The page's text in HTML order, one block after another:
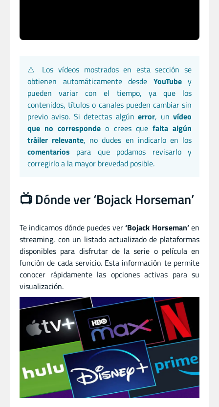
⚠️ Los vídeos mostrados en esta sección se
obtienen automáticamente desde YouTubey
pueden variar con el tiempo, ya que los
contenidos, títulos o canales pueden cambiar sin
previo aviso. Si detectas algúnerror, unvídeo
que no corresponde o crees que falta algún
tráiler relevante, no dudes en indicarlo en los
comentarios para que podamos revisarlo y
corregirlo a la mayor brevedad posible.
📺 Dónde ver ‘Bojack Horseman’
Te indicamos dónde puedes ver‘Bojack Horseman’en
streaming, con un listado actualizado de plataformas
disponibles para disfrutar de la serie o película en
función de cada servicio. Esta información te permite
conocer rápidamente las opciones activas para su
visualización.